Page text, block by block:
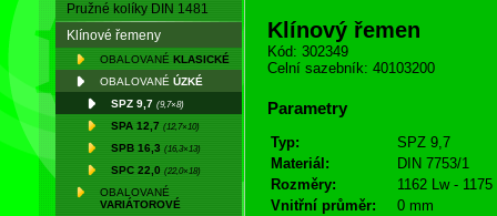
Pružné kolíky DIN 1481
Klínové řemeny
OBALOVANÉ KLASICKÉ
OBALOVANÉ ÚZKÉ
SPZ 9,7 (9,7×8)
SPA 12,7 (12,7×10)
SPB 16,3 (16,3×13)
SPC 22,0 (22,0×18)
OBALOVANÉ
VARIÁTOROVÉ
Klínový řemen
Kód: 302349
Celní sazebník: 40103200
Parametry
Typ:
SPZ 9,7
Materiál:
DIN 7753/1
Rozměry:
1162 Lw - 1175
Vnitřní průměr:
0 mm